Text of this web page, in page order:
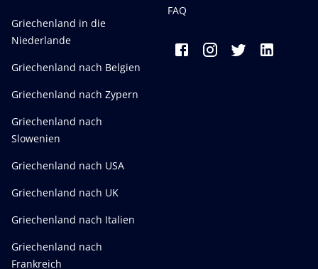
Griechenland in die
Niederlande
Griechenland nach Belgien
Griechenland nach Zypern
Griechenland nach
Slowenien
Griechenland nach USA
Griechenland nach UK
Griechenland nach Italien
Griechenland nach
Frankreich
FAQ